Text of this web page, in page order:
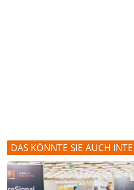
DAS KÖNNTE SIE AUCH